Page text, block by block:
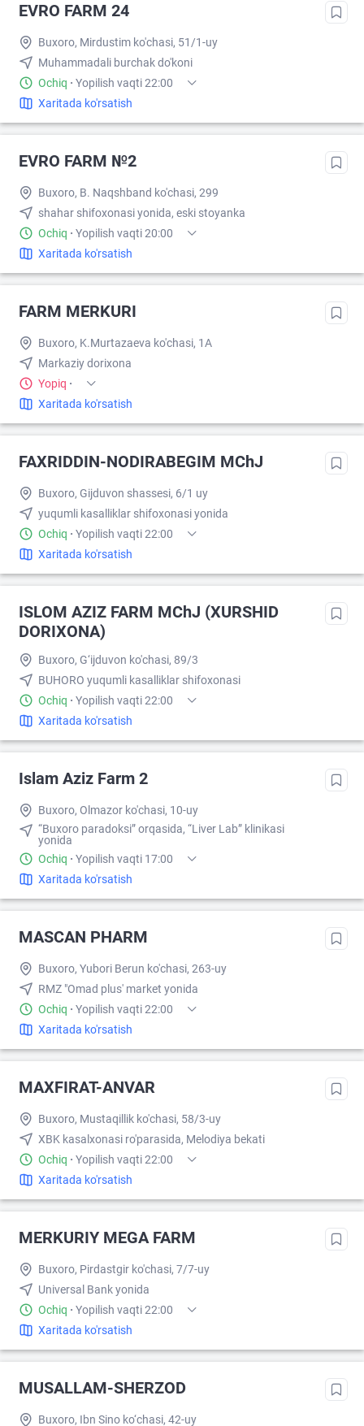
EVRO FARM 24
Buxoro, Mirdustim ko'chasi, 51/1-uy
Muhammadali burchak do'koni
Ochiq · Yopilish vaqti 22:00
Xaritada ko'rsatish
EVRO FARM №2
Buxoro, B. Naqshband ko'chasi, 299
shahar shifoxonasi yonida, eski stoyanka
Ochiq · Yopilish vaqti 20:00
Xaritada ko'rsatish
FARM MERKURI
Buxoro, K.Murtazaeva ko'chasi, 1A
Markaziy dorixona
Yopiq ·
Xaritada ko'rsatish
FAXRIDDIN-NODIRABEGIM MChJ
Buxoro, Gijduvon shassesi, 6/1 uy
yuqumli kasalliklar shifoxonasi yonida
Ochiq · Yopilish vaqti 22:00
Xaritada ko'rsatish
ISLOM AZIZ FARM MChJ (XURSHID
DORIXONA)
Buxoro, G‘ijduvon ko'chasi, 89/3
BUHORO yuqumli kasalliklar shifoxonasi
Ochiq · Yopilish vaqti 22:00
Xaritada ko'rsatish
Islam Aziz Farm 2
Buxoro, Olmazor ko'chasi, 10-uy
“Buxoro paradoksi” orqasida, “Liver Lab” klinikasi
yonida
Ochiq · Yopilish vaqti 17:00
Xaritada ko'rsatish
MASCAN PHARM
Buxoro, Yubori Berun ko'chasi, 263-uy
RMZ "Omad plus' market yonida
Ochiq · Yopilish vaqti 22:00
Xaritada ko'rsatish
MAXFIRAT-ANVAR
Buxoro, Mustaqillik ko'chasi, 58/3-uy
XBK kasalxonasi ro'parasida, Melodiya bekati
Ochiq · Yopilish vaqti 22:00
Xaritada ko'rsatish
MERKURIY MEGA FARM
Buxoro, Pirdastgir ko'chasi, 7/7-uy
Universal Bank yonida
Ochiq · Yopilish vaqti 22:00
Xaritada ko'rsatish
MUSALLAM-SHERZOD
Buxoro, Ibn Sino ko‘chasi, 42-uy